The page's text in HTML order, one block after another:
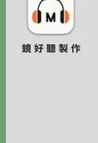
情趣用品